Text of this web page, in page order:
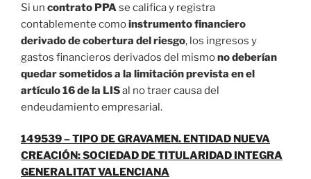
Si un contrato PPA se califica y registra
contablemente comoinstrumento financiero
derivado de cobertura del riesgo, los ingresos y
gastos financieros derivados del mismono deberían
quedar sometidos a la limitación prevista en el
artículo 16 de la LISal no traer causa del
endeudamiento empresarial.
149539 – TIPO DE GRAVAMEN. ENTIDAD NUEVA
CREACIÓN: SOCIEDAD DE TITULARIDAD INTEGRA
GENERALITAT VALENCIANA